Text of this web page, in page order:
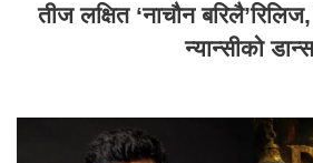
तीज लक्षित ‘नाचौन बरिलै’रिलिज,
न्यान्सीको डान्स